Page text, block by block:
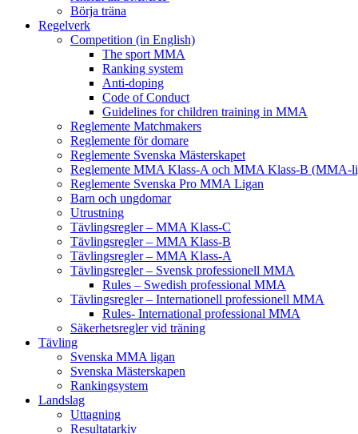
Börja träna
Regelverk
Competition (in English)
The sport MMA
Ranking system
Anti-doping
Code of Conduct
Guidelines for children training in MMA
Reglemente Matchmakers
Reglemente för domare
Reglemente Svenska Mästerskapet
Reglemente MMA Klass-A och MMA Klass-B (MMA-
Reglemente Svenska Pro MMA Ligan
Barn och ungdomar
Utrustning
Tävlingsregler – MMA Klass-C
Tävlingsregler – MMA Klass-B
Tävlingsregler – MMA Klass-A
Tävlingsregler – Svensk professionell MMA
Rules – Swedish professional MMA
Tävlingsregler – Internationell professionell MMA
Rules- International professional MMA
Säkerhetsregler vid träning
Tävling
Svenska MMA ligan
Svenska Mästerskapen
Rankingsystem
Landslag
Uttagning
Resultatarkiv